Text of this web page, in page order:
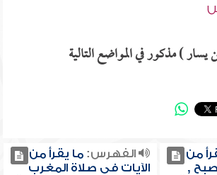
) مذكور في المواضع التالية
من
,
الفهرس:ما يقرأ من
الآيات في صلاة المغرب